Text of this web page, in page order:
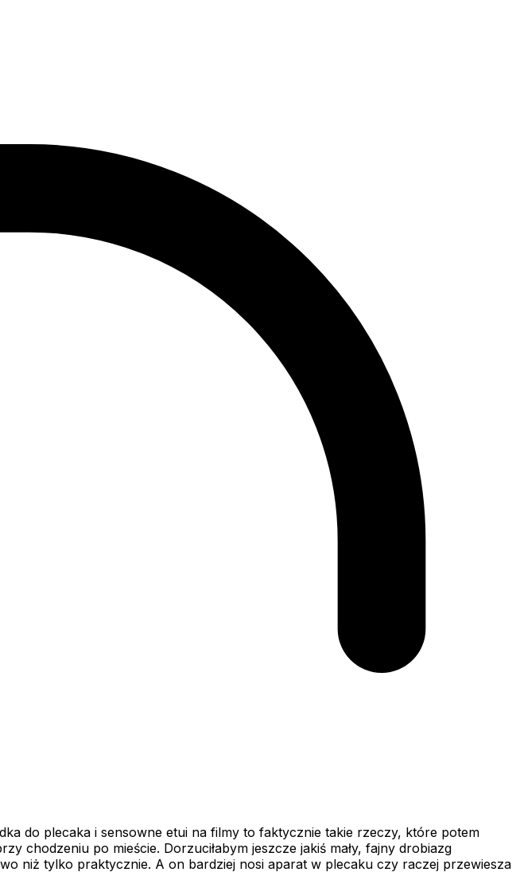
do plecaka i sensowne etui na filmy to faktycznie takie rzeczy, które potem
chodzeniu po mieście. Dorzuciłabym jeszcze jakiś mały, fajny drobiazg
niż tylko praktycznie. A on bardziej nosi aparat w plecaku czy raczej przewiesza